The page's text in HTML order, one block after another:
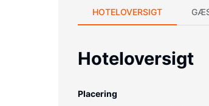
HOTELOVERSIGT
Hoteloversigt
Placering